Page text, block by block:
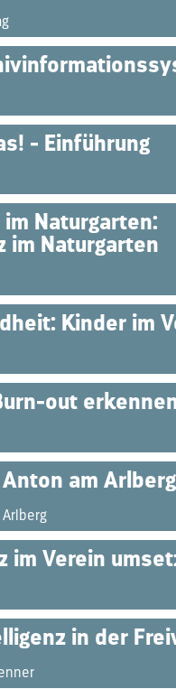
- Einführung
Naturgarten:
im Naturgarten
Kinder im
out
am Arlberg
Arlberg
im Verein
in der